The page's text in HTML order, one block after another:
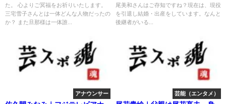
た。 心よりご冥福をお祈りいたします。
三宅雪子さんとは一体どんな人物だったの
か？ また旦那様は一体誰...
尾美和さんはご存知ですね？現在は、現役
を引退し結婚・出産をしています。なんと
後継者がいる...
アナウンサー 芸能（エンタメ）